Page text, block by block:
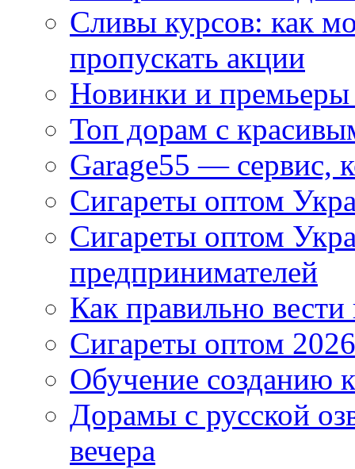
Сливы курсов: как
пропускать акции
Новинки и
Топ дорам с
Garage55 — сервис,
Сигареты оптом
Сигареты оптом
предпринимателей
Как правильно
Сигареты оптом
Обучение созданию
Дорамы с русской
вечера